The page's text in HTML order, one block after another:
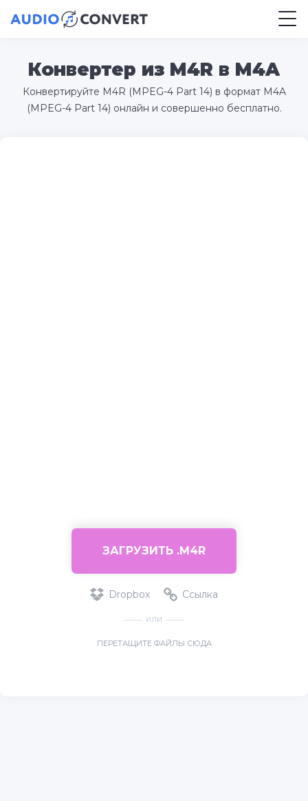
Конвертер из M4R в M4A
Конвертируйте M4R (MPEG-4 Part 14) в формат M4A
(MPEG-4 Part 14) онлайн и совершенно бесплатно.
ЗАГРУЗИТЬ .M4R
Dropbox Ссылка
ИЛИ
ПЕРЕТАЩИТЕ ФАЙЛЫ СЮДА